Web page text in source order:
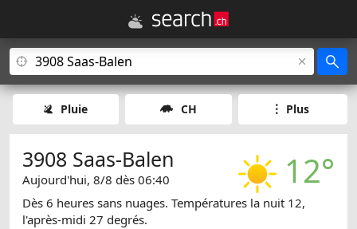
Pluie CH Plus
12°
3908 Saas-Balen
Aujourd'hui, 8/8 dès 06:40
Dès 6 heures sans nuages. Températures la nuit 12,
l'après-midi 27 degrés.